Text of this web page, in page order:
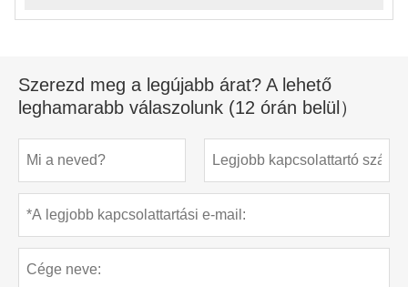
Szerezd meg a legújabb árat? A lehető
leghamarabb válaszolunk (12 órán belül）